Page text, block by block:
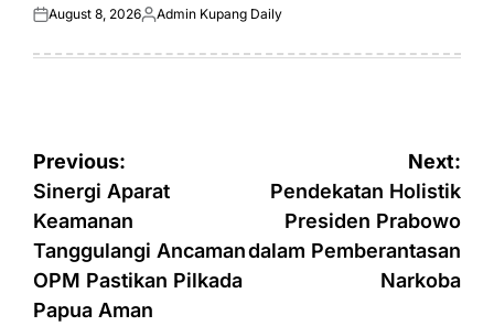
Posted
August 8, 2026Posted
Admin Kupang Daily
Post
navigation
Previous:
Sinergi Aparat
Keamanan
Tanggulangi Ancaman
OPM Pastikan Pilkada
Papua Aman
Next:
Pendekatan Holistik
Presiden Prabowo
dalam Pemberantasan
Narkoba